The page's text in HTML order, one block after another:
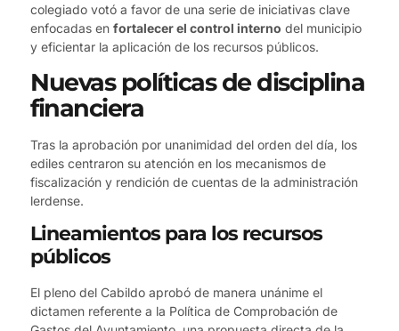
colegiado votó a favor de una serie de iniciativas clave
enfocadas en fortalecer el control interno del municipio
y eficientar la aplicación de los recursos públicos.
Nuevas políticas de disciplina
financiera
Tras la aprobación por unanimidad del orden del día, los
ediles centraron su atención en los mecanismos de
fiscalización y rendición de cuentas de la administración
lerdense.
Lineamientos para los recursos
públicos
El pleno del Cabildo aprobó de manera unánime el
dictamen referente a la Política de Comprobación de